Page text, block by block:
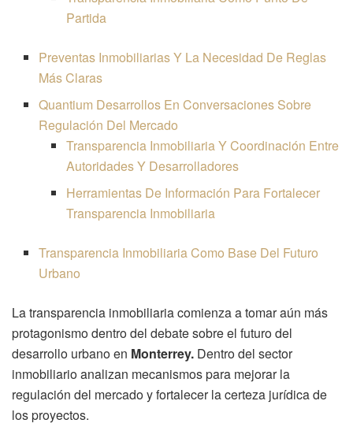
Partida
Preventas Inmobiliarias Y La Necesidad De Reglas
Más Claras
Quantium Desarrollos En Conversaciones Sobre
Regulación Del Mercado
Transparencia Inmobiliaria Y Coordinación Entre
Autoridades Y Desarrolladores
Herramientas De Información Para Fortalecer
Transparencia Inmobiliaria
Transparencia Inmobiliaria Como Base Del Futuro
Urbano
La transparencia inmobiliaria comienza a tomar aún más
protagonismo dentro del debate sobre el futuro del
desarrollo urbano en Monterrey. Dentro del sector
inmobiliario analizan mecanismos para mejorar la
regulación del mercado y fortalecer la certeza jurídica de
los proyectos.